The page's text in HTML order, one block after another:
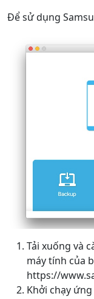
Để sử dụng
Tải xuống và
máy tính của
https://
Khởi chạy